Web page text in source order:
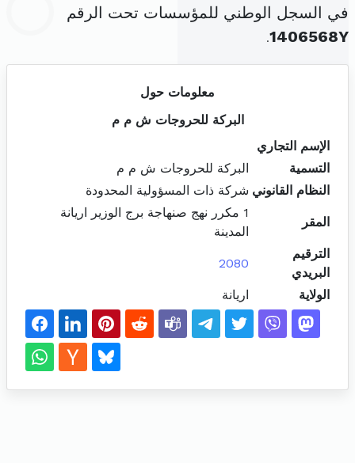
في السجل الوطني للمؤسسات تحت الرقم
1406568Y
.
معلومات حول
البركة للحروجات ش م م
الإسم التجاري
التسمية
البركة للحروجات ش م م
النظام القانوني شركة ذات المسؤولية المحدودة
المقر
1 مكرر نهج صنهاجة برج الوزير اريانة
المدينة
الترقيم
البريدي
2080
الولاية اريانة